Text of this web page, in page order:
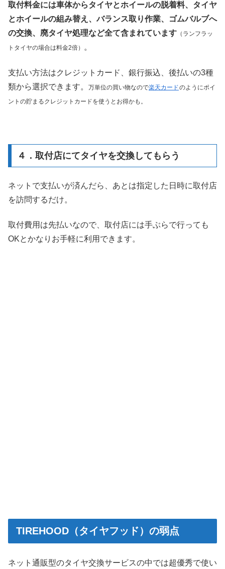
取付料金には車体からタイヤとホイールの脱着料、タイヤ
とホイールの組み替え、バランス取り作業、ゴムバルブへ
の交換、廃タイヤ処理など全て含まれています （ランフラッ
トタイヤの場合は料金2倍）
。
支払い方法はクレジットカード、銀行振込、後払いの3種
類から選択できます。
万単位の買い物なので楽天カードのようにポイ
ントの貯まるクレジットカードを使うとお得かも。
４．取付店にてタイヤを交換してもらう
ネットで支払いが済んだら、あとは指定した日時に取付店
を訪問するだけ。
取付費用は先払いなので、取付店には手ぶらで行っても
OKとかなりお手軽に利用できます。
TIREHOOD（タイヤフッド）の弱点
ネット通販型のタイヤ交換サービスの中では超優秀で使い